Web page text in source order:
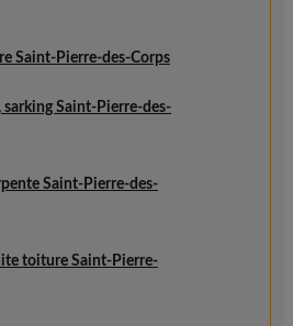
Saint-Pierre-des-Corps
sarking Saint-Pierre-des-
Saint-Pierre-des-
toiture Saint-Pierre-